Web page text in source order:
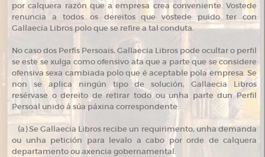
por calquera razón que a empresa crea conveniente. Vostede
renuncia a todos os dereitos que vostede puido ter con
Gallaecia Libros polo que se refire a tal conduta.
No caso dos Perfís Persoais, Gallaecia Libros pode ocultar o perfil
se este se xulga como ofensivo ata que a parte que se considere
ofensiva sexa cambiada polo que é aceptable pola empresa. Se
non se aplica ningún tipo de solución, Gallaecia Libros
resérvase o dereito de retirar todo ou unha parte dun Perfil
Persoal unido á súa páxina correspondente:
(a) Se Gallaecia Libros recibe un requirimento, unha demanda
ou unha petición para levalo a cabo por orde de calquera
departamento ou axencia gobernamental.